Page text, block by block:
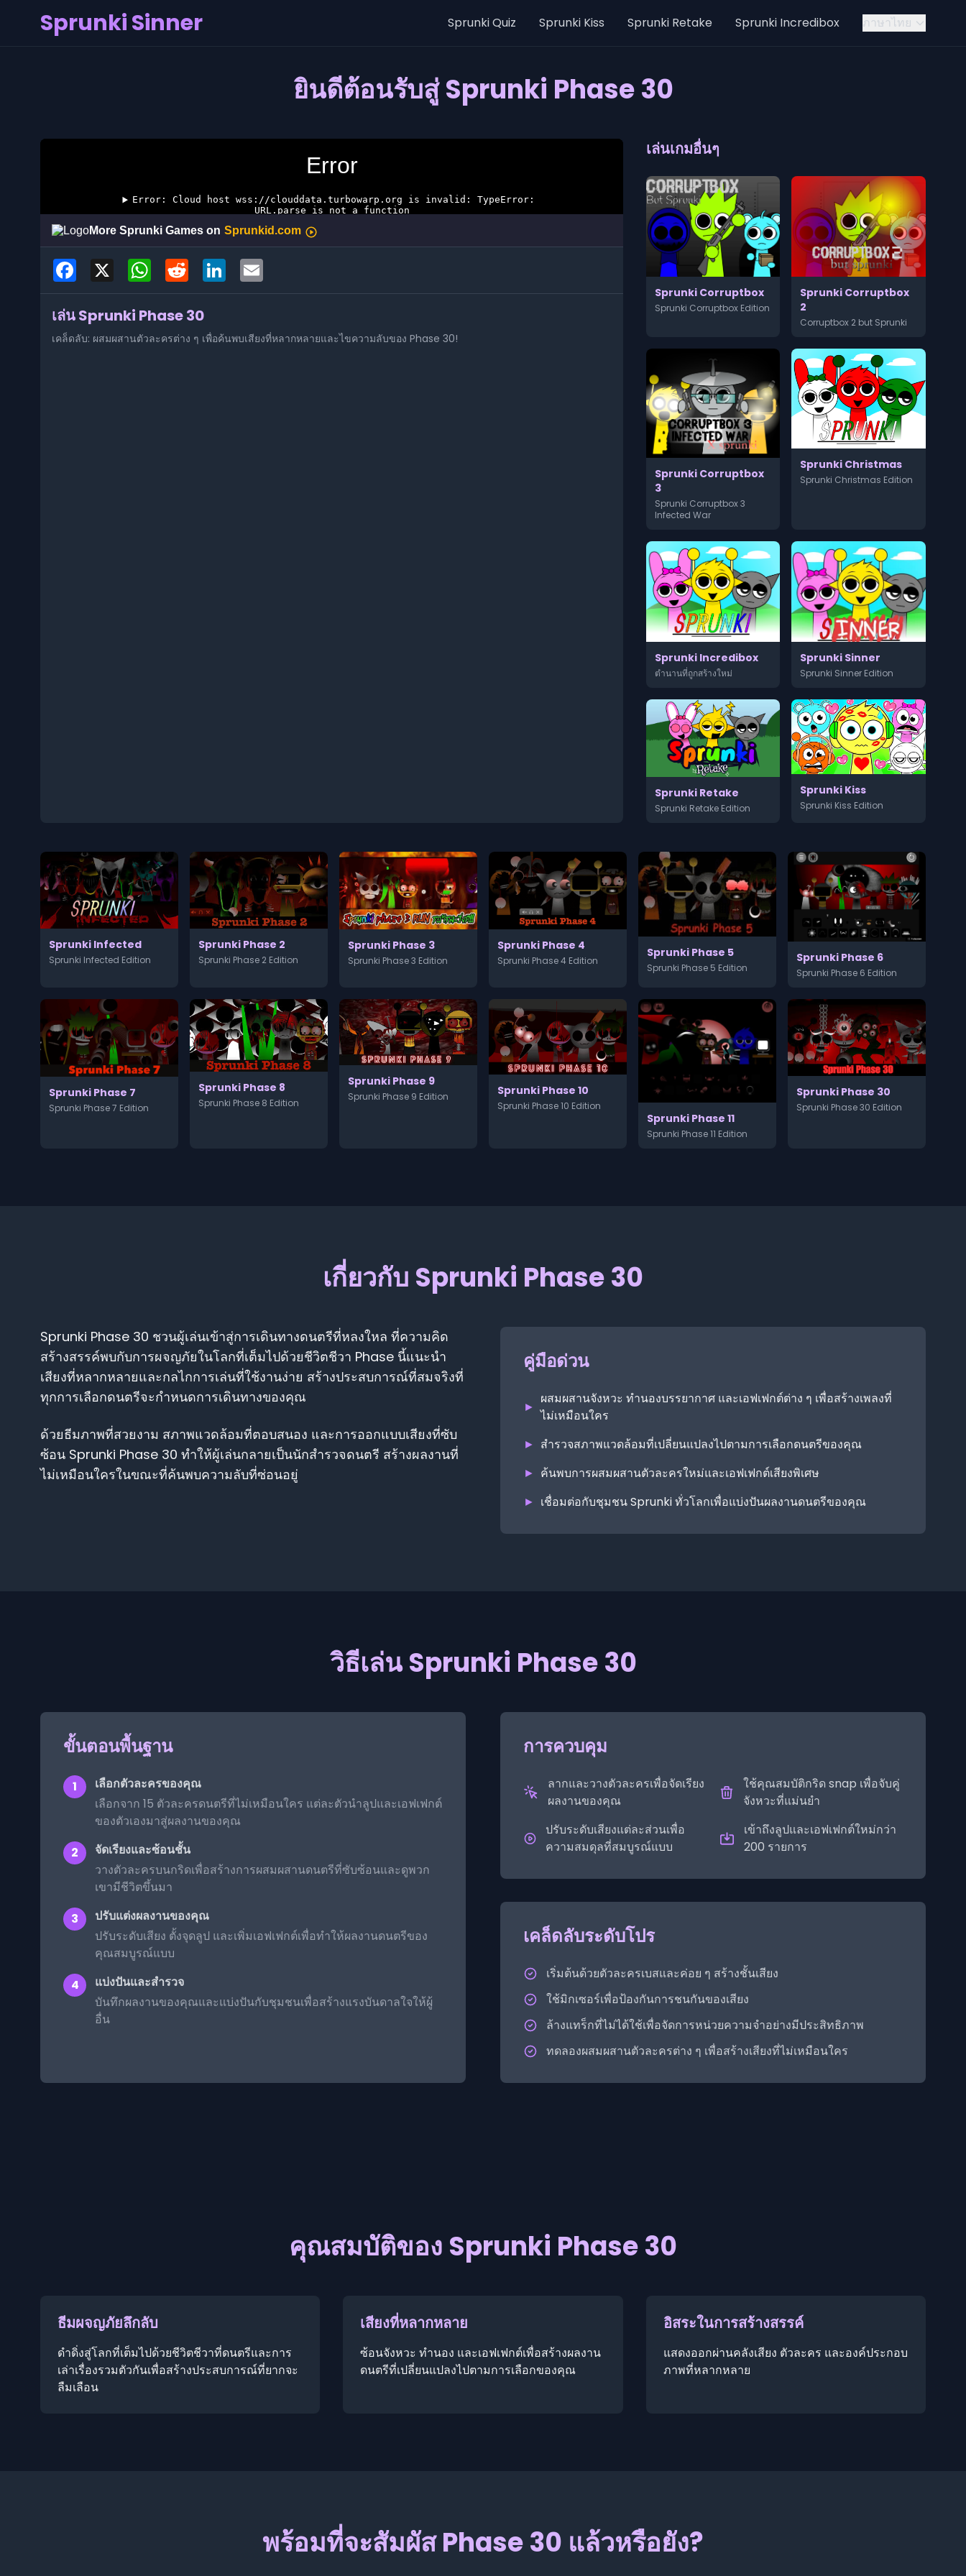
Sprunki Sinner Sprunki Quiz Sprunki Kiss Sprunki Retake Sprunki Incredibox ภาษาไทย
ยินดีต้อนรับสู่ Sprunki Phase 30
Facebook WhatsAppReddit LinkedIn
เล่น Sprunki Phase 30
เคล็ดลับ: ผสมผสานตัวละครต่าง ๆ เพื่อค้นพบเสียงที่หลากหลายและไขความลับของ Phase 30!
เล่นเกมอื่นๆ
Sprunki Corruptbox
Sprunki Corruptbox Edition
Sprunki Corruptbox
2
Corruptbox 2 but Sprunki
Sprunki Corruptbox
3
Sprunki Corruptbox 3
Infected War
Sprunki Christmas
Sprunki Christmas Edition
Sprunki Incredibox
ตำนานที่ถูกสร้างใหม่
Sprunki Sinner
Sprunki Sinner Edition
Sprunki Retake
Sprunki Retake Edition
Sprunki Kiss
Sprunki Kiss Edition
Sprunki Infected
Sprunki Infected Edition
Sprunki Phase 2
Sprunki Phase 2 Edition
Sprunki Phase 3
Sprunki Phase 3 Edition
Sprunki Phase 4
Sprunki Phase 4 Edition
Sprunki Phase 5
Sprunki Phase 5 Edition
Sprunki Phase 6
Sprunki Phase 6 Edition
Sprunki Phase 7
Sprunki Phase 7 Edition
Sprunki Phase 8
Sprunki Phase 8 Edition
Sprunki Phase 9
Sprunki Phase 9 Edition Sprunki Phase 10
Sprunki Phase 10 Edition
Sprunki Phase 11
Sprunki Phase 11 Edition
Sprunki Phase 30
Sprunki Phase 30 Edition
เกี่ยวกับ Sprunki Phase 30
Sprunki Phase 30 ชวนผู้เล่นเข้าสู่การเดินทางดนตรีที่หลงใหล ที่ความคิด
สร้างสรรค์พบกับการผจญภัยในโลกที่เต็มไปด้วยชีวิตชีวา Phase นี้แนะนำ
เสียงที่หลากหลายและกลไกการเล่นที่ใช้งานง่าย สร้างประสบการณ์ที่สมจริงที่
ทุกการเลือกดนตรีจะกำหนดการเดินทางของคุณ
ด้วยธีมภาพที่สวยงาม สภาพแวดล้อมที่ตอบสนอง และการออกแบบเสียงที่ซับ
ซ้อน Sprunki Phase 30 ทำให้ผู้เล่นกลายเป็นนักสำรวจดนตรี สร้างผลงานที่
ไม่เหมือนใครในขณะที่ค้นพบความลับที่ซ่อนอยู่
คู่มือด่วน
►
ผสมผสานจังหวะ ทำนองบรรยากาศ และเอฟเฟกต์ต่าง ๆ เพื่อสร้างเพลงที่
ไม่เหมือนใคร
► สำรวจสภาพแวดล้อมที่เปลี่ยนแปลงไปตามการเลือกดนตรีของคุณ
► ค้นพบการผสมผสานตัวละครใหม่และเอฟเฟกต์เสียงพิเศษ
► เชื่อมต่อกับชุมชน Sprunki ทั่วโลกเพื่อแบ่งปันผลงานดนตรีของคุณ
วิธีเล่น Sprunki Phase 30
ขั้นตอนพื้นฐาน
1
เลือกตัวละครของคุณ
เลือกจาก 15 ตัวละครดนตรีที่ไม่เหมือนใคร แต่ละตัวนำลูปและเอฟเฟกต์
ของตัวเองมาสู่ผลงานของคุณ
2
จัดเรียงและซ้อนชั้น
วางตัวละครบนกริดเพื่อสร้างการผสมผสานดนตรีที่ซับซ้อนและดูพวก
เขามีชีวิตขึ้นมา
3
ปรับแต่งผลงานของคุณ
ปรับระดับเสียง ตั้งจุดลูป และเพิ่มเอฟเฟกต์เพื่อทำให้ผลงานดนตรีของ
คุณสมบูรณ์แบบ
4
แบ่งปันและสำรวจ
บันทึกผลงานของคุณและแบ่งปันกับชุมชนเพื่อสร้างแรงบันดาลใจให้ผู้
อื่น
การควบคุม
ลากและวางตัวละครเพื่อจัดเรียง
ผลงานของคุณ
ใช้คุณสมบัติกริด snap เพื่อจับคู่
จังหวะที่แม่นยำ
ปรับระดับเสียงแต่ละส่วนเพื่อ
ความสมดุลที่สมบูรณ์แบบ
เข้าถึงลูปและเอฟเฟกต์ใหม่กว่า
200 รายการ
เคล็ดลับระดับโปร
เริ่มต้นด้วยตัวละครเบสและค่อย ๆ สร้างชั้นเสียง
ใช้มิกเซอร์เพื่อป้องกันการชนกันของเสียง
ล้างแทร็กที่ไม่ได้ใช้เพื่อจัดการหน่วยความจำอย่างมีประสิทธิภาพ
ทดลองผสมผสานตัวละครต่าง ๆ เพื่อสร้างเสียงที่ไม่เหมือนใคร
คุณสมบัติของ Sprunki Phase 30
ธีมผจญภัยลึกลับ
ดำดิ่งสู่โลกที่เต็มไปด้วยชีวิตชีวาที่ดนตรีและการ
เล่าเรื่องรวมตัวกันเพื่อสร้างประสบการณ์ที่ยากจะ
ลืมเลือน
เสียงที่หลากหลาย
ซ้อนจังหวะ ทำนอง และเอฟเฟกต์เพื่อสร้างผลงาน
ดนตรีที่เปลี่ยนแปลงไปตามการเลือกของคุณ
อิสระในการสร้างสรรค์
แสดงออกผ่านคลังเสียง ตัวละคร และองค์ประกอบ
ภาพที่หลากหลาย
พร้อมที่จะสัมผัส Phase 30 แล้วหรือยัง?